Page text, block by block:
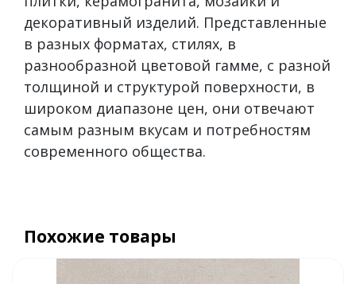
декоративный изделий. Представленные
в разных форматах, стилях, в
разнообразной цветовой гамме, с разной
толщиной и структурой поверхности, в
широком диапазоне цен, они отвечают
самым разным вкусам и потребностям
современного общества.
Похожие товары